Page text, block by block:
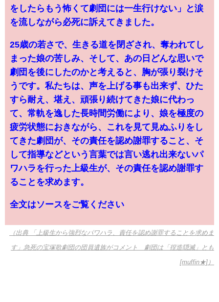
をしたらもう怖くて劇団には一生行けない」と涙
を流しながら必死に訴えてきました。
25歳の若さで、生きる道を閉ざされ、奪われてし
まった娘の苦しみ、そして、あの日どんな思いで
劇団を後にしたのかと考えると、胸が張り裂けそ
うです。私たちは、声を上げる事も出来ず、ひた
すら耐え、堪え、頑張り続けてきた娘に代わっ
て、常軌を逸した長時間労働により、娘を極度の
疲労状態におきながら、これを見て見ぬふりをし
てきた劇団が、その責任を認め謝罪すること、そ
して指導などという言葉では言い逃れ出来ないパ
ワハラを行った上級生が、その責任を認め謝罪す
ることを求めます。
全文はソースをご覧ください
（出典 「上級生から強烈なパワハラ、責任を認め謝罪することを求めま
す」急死の宝塚歌劇団の団員遺族がコメント 劇団は「捏造隠滅」とも
[muffin★]）